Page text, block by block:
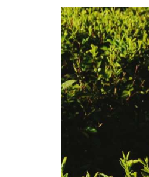
3
REGIONES
PRODUCTORAS
DE
SRI
LANKA
Y
SUS
TÉS
MÁS
CARACTERÍSTICOS